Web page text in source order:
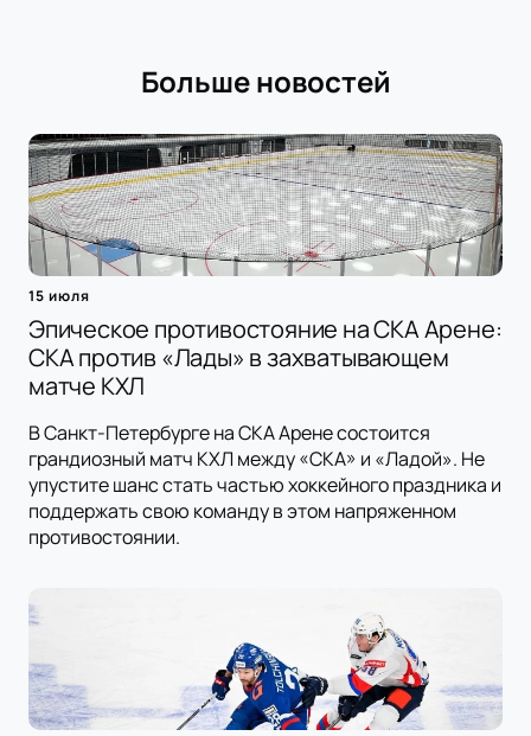
Больше новостей
15 июля
Эпическое противостояние на СКА Арене:
СКА против «Лады» в захватывающем
матче КХЛ
В Санкт-Петербурге на СКА Арене состоится
грандиозный матч КХЛ между «СКА» и «Ладой». Не
упустите шанс стать частью хоккейного праздника и
поддержать свою команду в этом напряженном
противостоянии.